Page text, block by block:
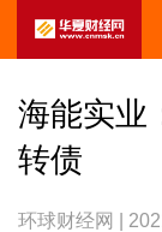
海能实业
转债
环球财经网 |